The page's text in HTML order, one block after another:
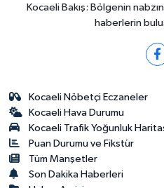
Kocaeli Bakış: Bölgenin
haberlerin
Kocaeli Nöbetçi Eczaneler
Kocaeli Hava Durumu
Kocaeli Trafik Yoğunluk
Puan Durumu ve Fikstür
Tüm Manşetler
Son Dakika Haberleri